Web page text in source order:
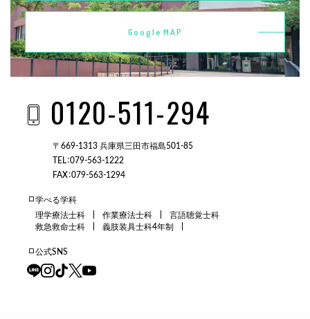
Google MAP
0120-511-294
〒669-1313 兵庫県三田市福島501-85
TEL：079-563-1222
FAX：079-563-1294
学べる学科
理学療法士科
作業療法士科
言語聴覚士科
救急救命士科
義肢装具士科4年制
公式SNS